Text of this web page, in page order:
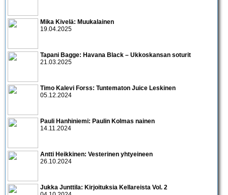
Mika Kivelä: Muukalainen
19.04.2025
Tapani Bagge: Havana Black – Ukkoskansan soturit
21.03.2025
Timo Kalevi Forss: Tuntematon Juice Leskinen
05.12.2024
Pauli Hanhiniemi: Paulin Kolmas nainen
14.11.2024
Antti Heikkinen: Vesterinen yhtyeineen
26.10.2024
Jukka Junttila: Kirjoituksia Kellareista Vol. 2